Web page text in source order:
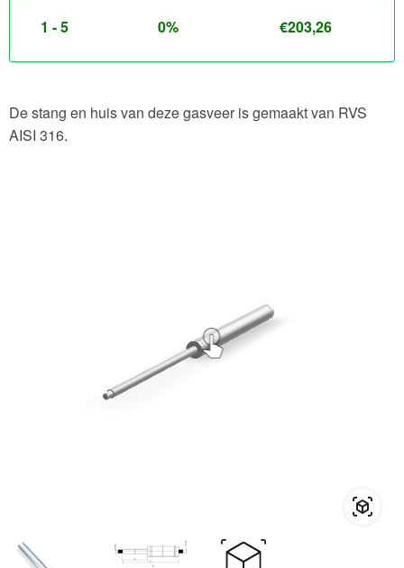
1 - 5 0% €203,26
De stang en huis van deze gasveer is gemaakt van RVS
AISI 316.